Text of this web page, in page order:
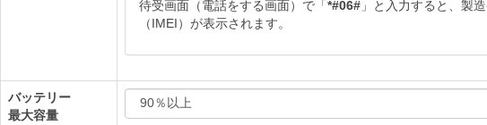
待受画面（電話をする画面）で「*#06# 」と入力すると、製
（IMEI）が表示されます。
バッテリー
最大容量